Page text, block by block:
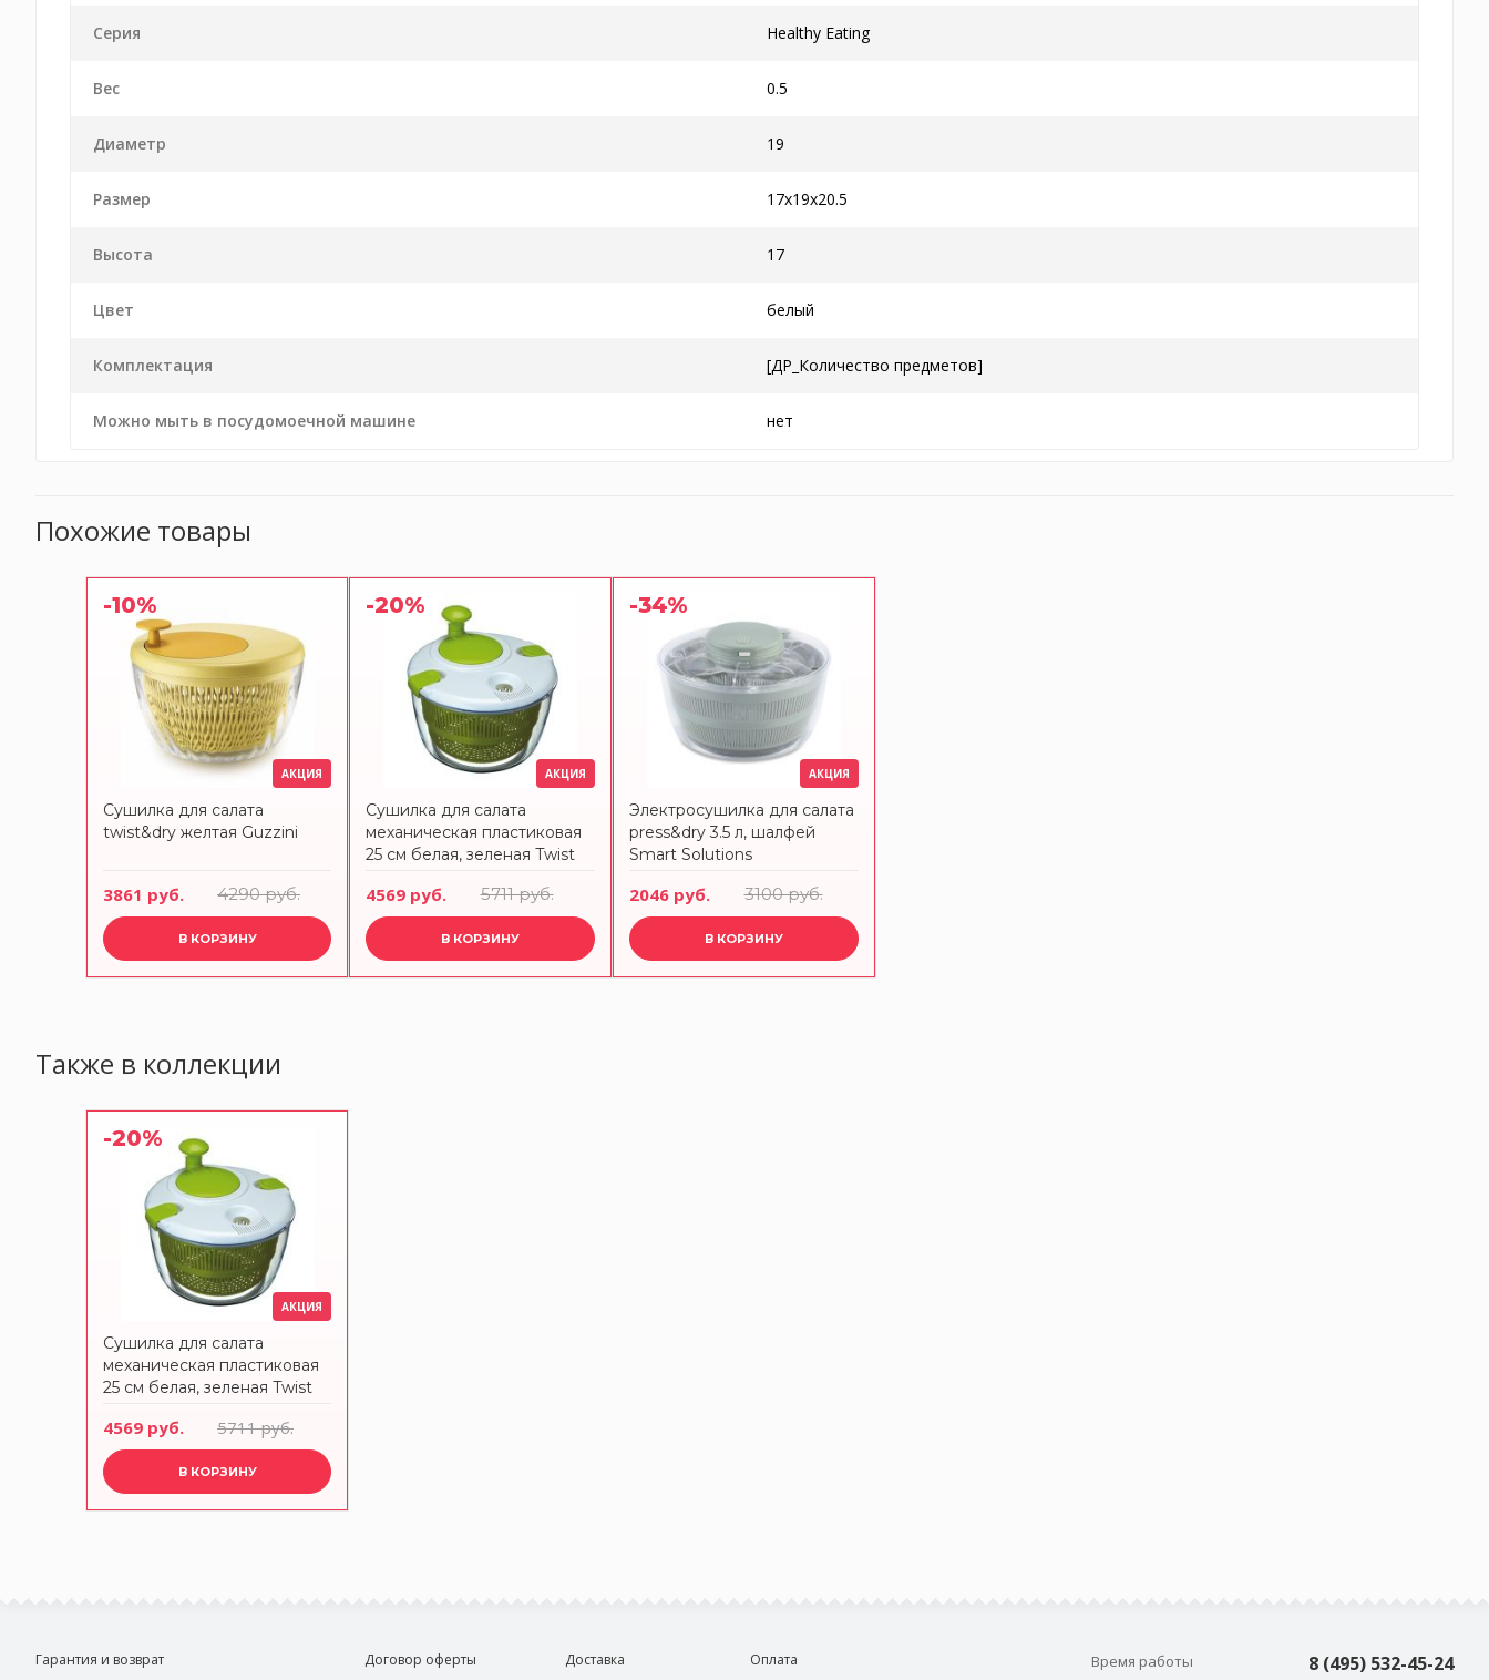
Серия Healthy Eating
Вес 0.5
Диаметр 19
Размер 17x19x20.5
Высота 17
Цвет белый
Комплектация [ДР_Количество предметов]
Можно мыть в посудомоечной машине нет
Похожие товары
-10%
АКЦИЯ
Сушилка для салата
twist&dry желтая Guzzini
3861 руб. 4290 руб.
В КОРЗИНУ
-20%
АКЦИЯ
Сушилка для салата
механическая пластиковая
25 см белая, зеленая Twist
4569 руб. 5711 руб.
В КОРЗИНУ
-34%
АКЦИЯ
Электросушилка для салата
press&dry 3.5 л, шалфей
Smart Solutions
2046 руб. 3100 руб.
В КОРЗИНУ
Также в коллекции
-20%
АКЦИЯ
Сушилка для салата
механическая пластиковая
25 см белая, зеленая Twist
4569 руб. 5711 руб.
В КОРЗИНУ
Гарантия и возврат Договор оферты Доставка Оплата Время работы
8 (495) 532-45-24